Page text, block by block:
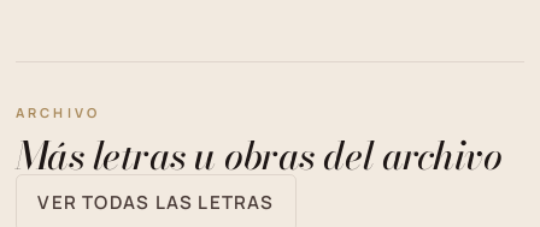
ARCHIVO
Más letras u obras del archivo
VER TODAS LAS LETRAS